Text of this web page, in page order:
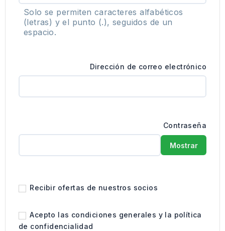
Solo se permiten caracteres alfabéticos
(letras) y el punto (.), seguidos de un
espacio.
Dirección de correo electrónico
Contraseña
Mostrar
Recibir ofertas de nuestros socios
Acepto las condiciones generales y la política
de confidencialidad